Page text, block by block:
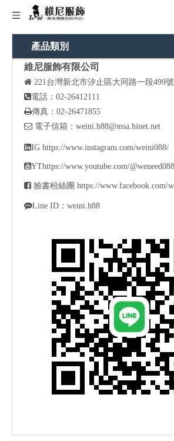
產品類別
維尼服飾有限公司
 221台灣新北市汐止區大同路一段499
電話：02-26412111
傳真：02-26471855
 電子信箱： weini.h88@msa.hinet.net
IG https://www.instagram.com/weini088/
YThttps://www.youtube.com/
 臉書粉絲團 https://www.facebook.com/
Line ID：weini.h88